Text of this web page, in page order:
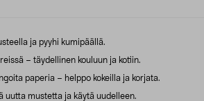
ja pyyhi kumipäällä.
– täydellinen kouluun ja kotiin.
paperia – helppo kokeilla ja korjata.
uutta mustetta ja käytä uudelleen.